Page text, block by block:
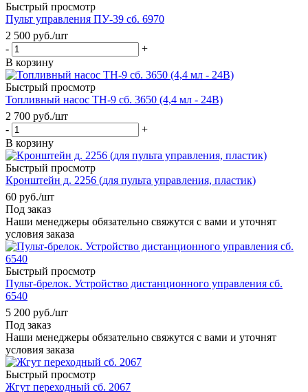
Быстрый просмотр
Пульт управления ПУ-39 сб. 6970
2 500 руб./шт
-
+
В корзину
Быстрый просмотр
Топливный насос ТН-9 сб. 3650 (4,4 мл - 24В)
2 700 руб./шт
-
+
В корзину
Быстрый просмотр
Кронштейн д. 2256 (для пульта управления, пластик)
60 руб./шт
Под заказ
Наши менеджеры обязательно свяжутся с вами и уточнят
условия заказа
Быстрый просмотр
Пульт-брелок. Устройство дистанционного управления сб.
6540
5 200 руб./шт
Под заказ
Наши менеджеры обязательно свяжутся с вами и уточнят
условия заказа
Быстрый просмотр
Жгут переходный сб. 2067